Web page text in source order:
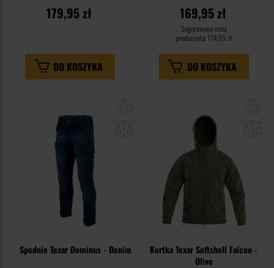
179,95 zł
DO KOSZYKA
169,95 zł
Sugerowana cena
producenta 174,95 zł
DO KOSZYKA
Spodnie Texar Dominus - Denim
Kurtka Texar Softshell Falcon -
Olive